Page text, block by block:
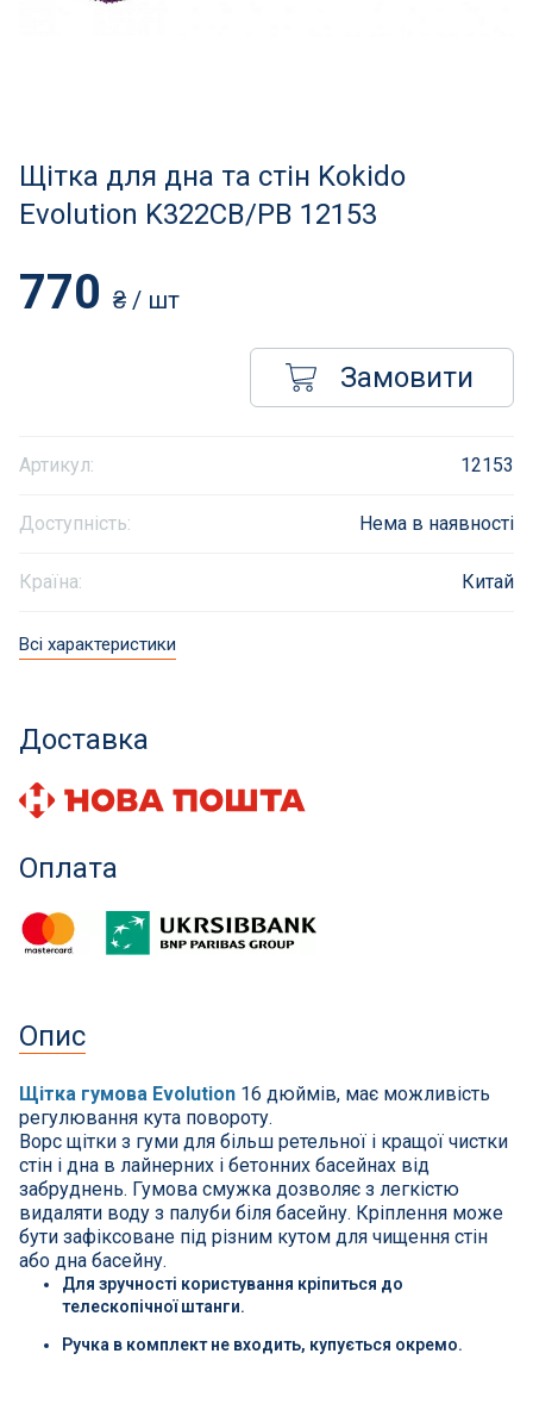
Атракціони для відпочинку
Інклюзивність пляжів
Закладні деталі
Садові фонтани
Килимки-протиковзки для басейнів
Хімія для каменя
Осушувачі повітря
Меблі для басейну
Гідроізоляція і будівельна хімія
Щітка для дна та стін Kokido
Evolution K322CB/PB 12153
Артикул: 12153
Доступність: Нема в наявності
Країна: Китай
Всі характеристики
770 ₴ / шт
Замовити
Доставка
Оплата
Опис
Щітка гумова Evolution 16 дюймів, має можливість
регулювання кута повороту.
Ворс щітки з гуми для більш ретельної і кращої чистки
стін і дна в лайнерних і бетонних басейнах від
забруднень. Гумова смужка дозволяє з легкістю
видаляти воду з палуби біля басейну. Кріплення може
бути зафіксоване під різним кутом для чищення стін
або дна басейну.
Для зручності користування кріпиться до
телескопічної штанги.
Ручка в комплект не входить, купується окремо.